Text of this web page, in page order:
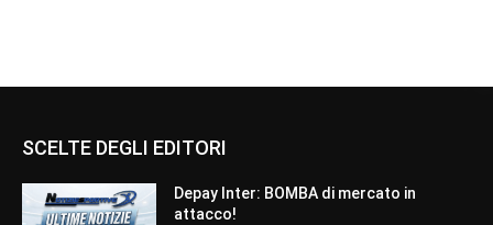
SCELTE DEGLI EDITORI
Depay Inter: BOMBA di mercato in
attacco!